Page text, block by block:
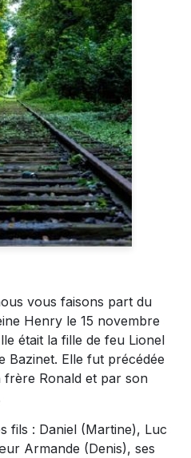
vous faisons part du
Henry le 15 novembre
était la fille de feu Lionel
Bazinet. Elle fut précédée
Ronald et par son
fils : Daniel (Martine), Luc
Armande (Denis), ses